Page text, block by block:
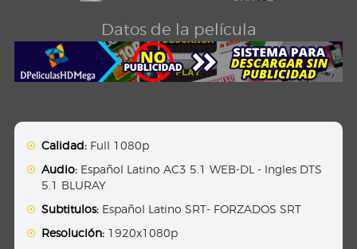
Datos de la película
Calidad: Full 1080p
Audio: Español Latino AC3 5.1 WEB-DL - Ingles DTS
5.1 BLURAY
Subtitulos: Español Latino SRT- FORZADOS SRT
Resolución: 1920x1080p